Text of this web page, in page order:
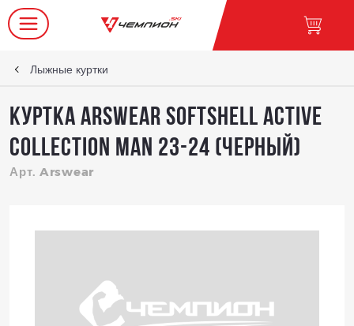
Лыжные куртки
Куртка Arswear Softshell ACTIVE
Collection Man 23-24 (Черный)
Арт. Arswear